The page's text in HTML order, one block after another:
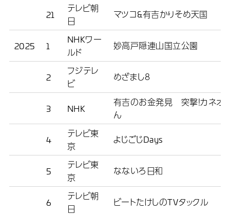
21
テレビ朝
日
マツコ&有吉かりそめ天国
2025 1
NHKワー
ルド
妙高戸隠連山国立公園
2
フジテレ
ビ
めざまし８
3 NHK
有吉のお金発見 突撃！カネオ
ん
4
テレビ東
京
よじごじDays
5
テレビ東
京
なないろ日和
6
テレビ朝
日
ビートたけしのTVタックル